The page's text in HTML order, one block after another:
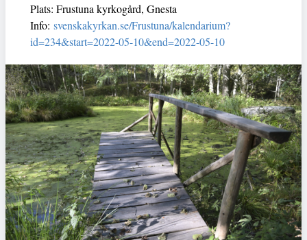
Plats: Frustuna kyrkogård, Gnesta
Info: svenskakyrkan.se/Frustuna/kalendarium?
id=234&start=2022-05-10&end=2022-05-10